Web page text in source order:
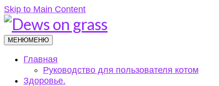
Skip to Main Content
МЕНЮМЕНЮ
Главная
Руководство для пользователя котом
Здоровье.